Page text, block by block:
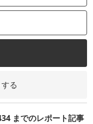
る
までのレポート記事